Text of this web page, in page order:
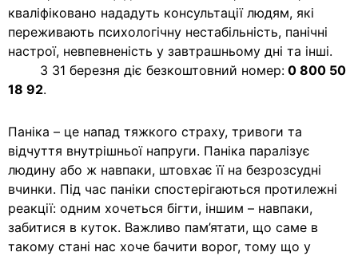
кваліфіковано нададуть консультації людям, які
переживають психологічну нестабільність, панічні
настрої, невпевненість у завтрашньому дні та інші.
З 31 березня діє безкоштовний номер: 0 800 50
18 92.
Паніка – це напад тяжкого страху, тривоги та
відчуття внутрішньої напруги. Паніка паралізує
людину або ж навпаки, штовхає її на безрозсудні
вчинки. Під час паніки спостерігаються протилежні
реакції: одним хочеться бігти, іншим – навпаки,
забитися в куток. Важливо пам’ятати, що саме в
такому стані нас хоче бачити ворог, тому що у